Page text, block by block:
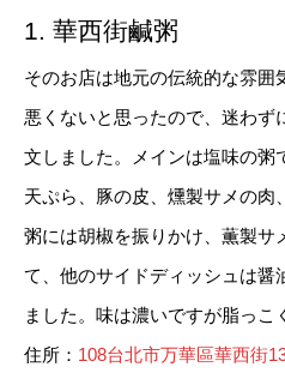
1. 華西街鹹粥
そのお店は地元の伝統的な雰囲
悪くないと思ったので、迷わず
文しました。メインは塩味の粥
天ぷら、豚の皮、燻製サメの肉
粥には胡椒を振りかけ、薫製サ
て、他のサイドディッシュは醤
ました。味は濃いですが脂っこ
住所： 108台北市万華區華西街